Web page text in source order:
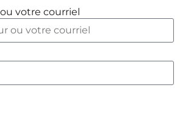
votre courriel